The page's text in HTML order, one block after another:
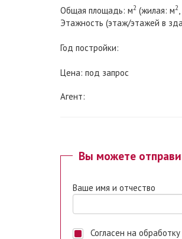
Общая площадь: м2 (жилая: м2
Этажность (этаж/этажей в
Год постройки:
Цена: под запрос
Агент:
Вы можете
Ваше имя и отчество
Согласен на обработку персональных данных.